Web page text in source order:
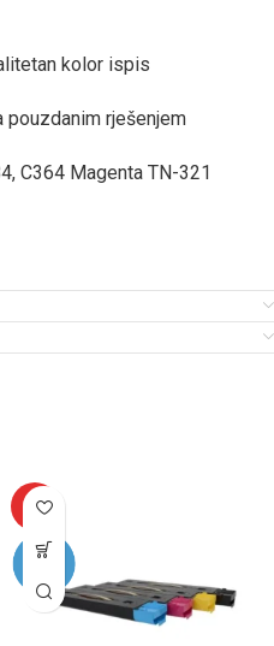
kolor ispis
rješenjem
C364 Magenta TN-321
HOT